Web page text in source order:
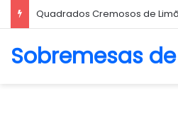
Quadrados Cremosos de
Sobremesas